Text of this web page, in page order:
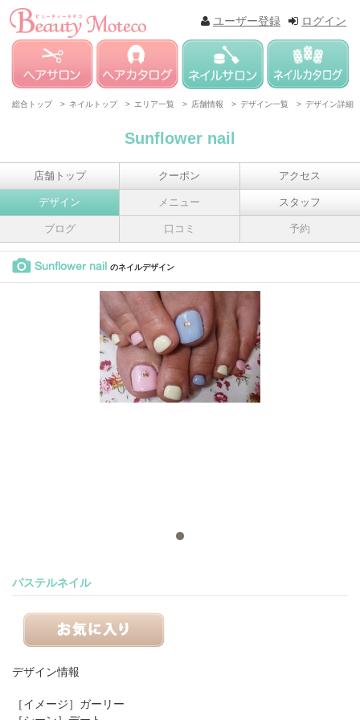
ログイン
ユーザー登録
総合トップ > ネイルトップ > エリア一覧 > 店舗情報 > デザイン一覧 > デザイン詳細
Sunflower nail
店舗トップ クーポン アクセス
デザイン メニュー スタッフ
ブログ 口コミ 予約
Sunflower nail のネイルデザイン
パステルネイル
デザイン情報
［イメージ］ ガーリー